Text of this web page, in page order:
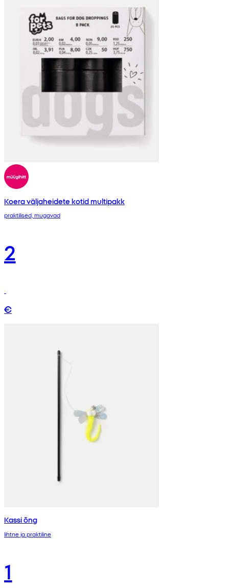
Koera väljaheidete kotid multipakk
praktilised, mugavad
2
€
Kassi õng
lihtne ja praktiline
1